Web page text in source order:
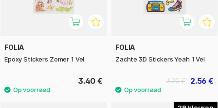
FOLIA
Epoxy Stickers Zomer 1 Vel
3.40 €
FOLIA
Zachte 3D Stickers Yeah 1 Vel
2.56 €
3.20 €